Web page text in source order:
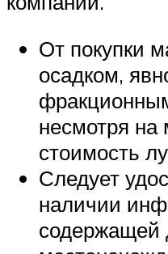
От покупки
осадком,
несмотря
стоимость
Следует
наличии
содержащей